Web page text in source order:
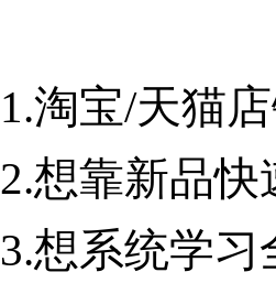
1.淘宝/天猫
2.想靠新品
3.想系统学